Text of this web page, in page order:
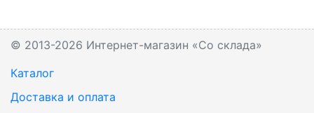
© 2013-2026 Интернет-магазин «Со склада»
Каталог
Доставка и оплата